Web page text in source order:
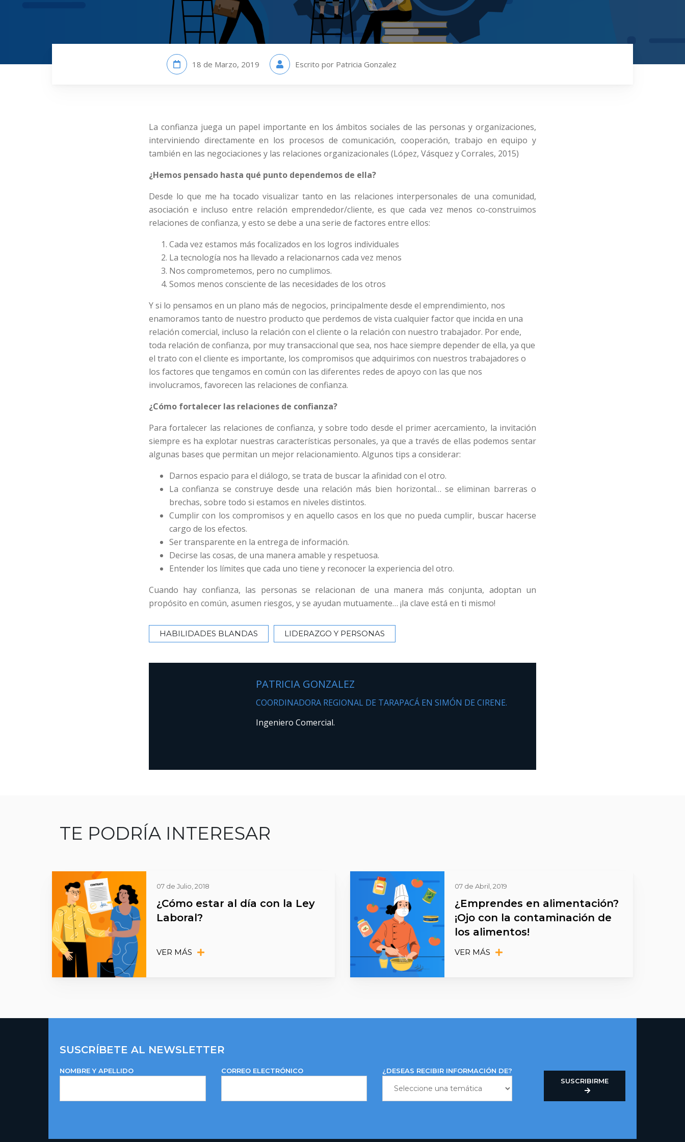
18 de Marzo, 2019 Escrito por Patricia Gonzalez
La confianza juega un papel importante en los ámbitos sociales de las personas y organizaciones,
interviniendo directamente en los procesos de comunicación, cooperación, trabajo en equipo y
también en las negociaciones y las relaciones organizacionales (López, Vásquez y Corrales, 2015)
¿Hemos pensado hasta qué punto dependemos de ella?
Desde lo que me ha tocado visualizar tanto en las relaciones interpersonales de una comunidad,
asociación e incluso entre relación emprendedor/cliente, es que cada vez menos co-construimos
relaciones de confianza, y esto se debe a una serie de factores entre ellos:
Cada vez estamos más focalizados en los logros individuales
La tecnología nos ha llevado a relacionarnos cada vez menos
Nos comprometemos, pero no cumplimos.
Somos menos consciente de las necesidades de los otros
Y si lo pensamos en un plano más de negocios, principalmente desde el emprendimiento, nos
enamoramos tanto de nuestro producto que perdemos de vista cualquier factor que incida en una
relación comercial, incluso la relación con el cliente o la relación con nuestro trabajador. Por ende,
toda relación de confianza, por muy transaccional que sea, nos hace siempre depender de ella, ya que
el trato con el cliente es importante, los compromisos que adquirimos con nuestros trabajadores o
los factores que tengamos en común con las diferentes redes de apoyo con las que nos
involucramos, favorecen las relaciones de confianza.
¿Cómo fortalecer las relaciones de confianza?
Para fortalecer las relaciones de confianza, y sobre todo desde el primer acercamiento, la invitación
siempre es ha explotar nuestras características personales, ya que a través de ellas podemos sentar
algunas bases que permitan un mejor relacionamiento. Algunos tips a considerar:
Darnos espacio para el diálogo, se trata de buscar la afinidad con el otro.
La confianza se construye desde una relación más bien horizontal… se eliminan barreras o
brechas, sobre todo si estamos en niveles distintos.
Cumplir con los compromisos y en aquello casos en los que no pueda cumplir, buscar hacerse
cargo de los efectos.
Ser transparente en la entrega de información.
Decirse las cosas, de una manera amable y respetuosa.
Entender los límites que cada uno tiene y reconocer la experiencia del otro.
Cuando hay confianza, las personas se relacionan de una manera más conjunta, adoptan un
propósito en común, asumen riesgos, y se ayudan mutuamente… ¡la clave está en ti mismo!
HABILIDADES BLANDAS LIDERAZGO Y PERSONAS
PATRICIA GONZALEZ
COORDINADORA REGIONAL DE TARAPACÁ EN SIMÓN DE CIRENE.
Ingeniero Comercial.
TE PODRÍA INTERESAR
07 de Julio, 2018
¿Cómo estar al día con la Ley
Laboral?
VER MÁS
07 de Abril, 2019
¿Emprendes en alimentación?
¡Ojo con la contaminación de
los alimentos!
VER MÁS
SUSCRÍBETE AL NEWSLETTER
NOMBRE Y APELLIDO CORREO ELECTRÓNICO ¿DESEAS RECIBIR INFORMACIÓN DE?